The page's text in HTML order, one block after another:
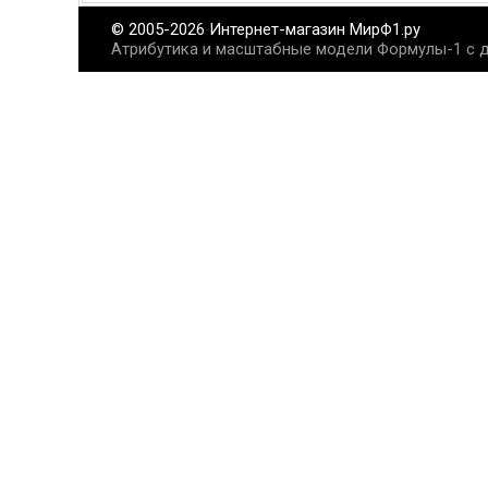
© 2005-2026 Интернет-магазин МирФ1.ру
Атрибутика и масштабные модели Формулы-1 с